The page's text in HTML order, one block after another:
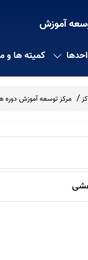
آموزش
کمیته ها و
مرکز توسعه آموزش دوره